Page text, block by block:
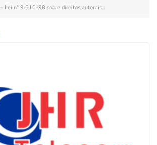
Lei n° 9.610-98 sobre direitos autorais.